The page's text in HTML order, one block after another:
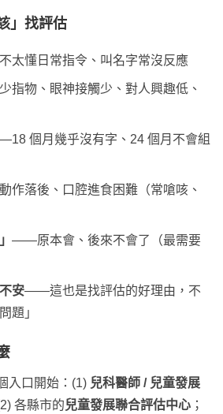
」找評估
懂日常指令、叫名字常沒反應
物、眼神接觸少、對人興趣低、
個月幾乎沒有字、24 個月不會組
落後、口腔進食困難（常嗆咳、
——原本會、後來不會了（最需要
安——這也是找評估的好理由，不
題」
入口開始：(1) 兒科醫師 / 兒童發展
各縣市的兒童發展聯合評估中心 ；